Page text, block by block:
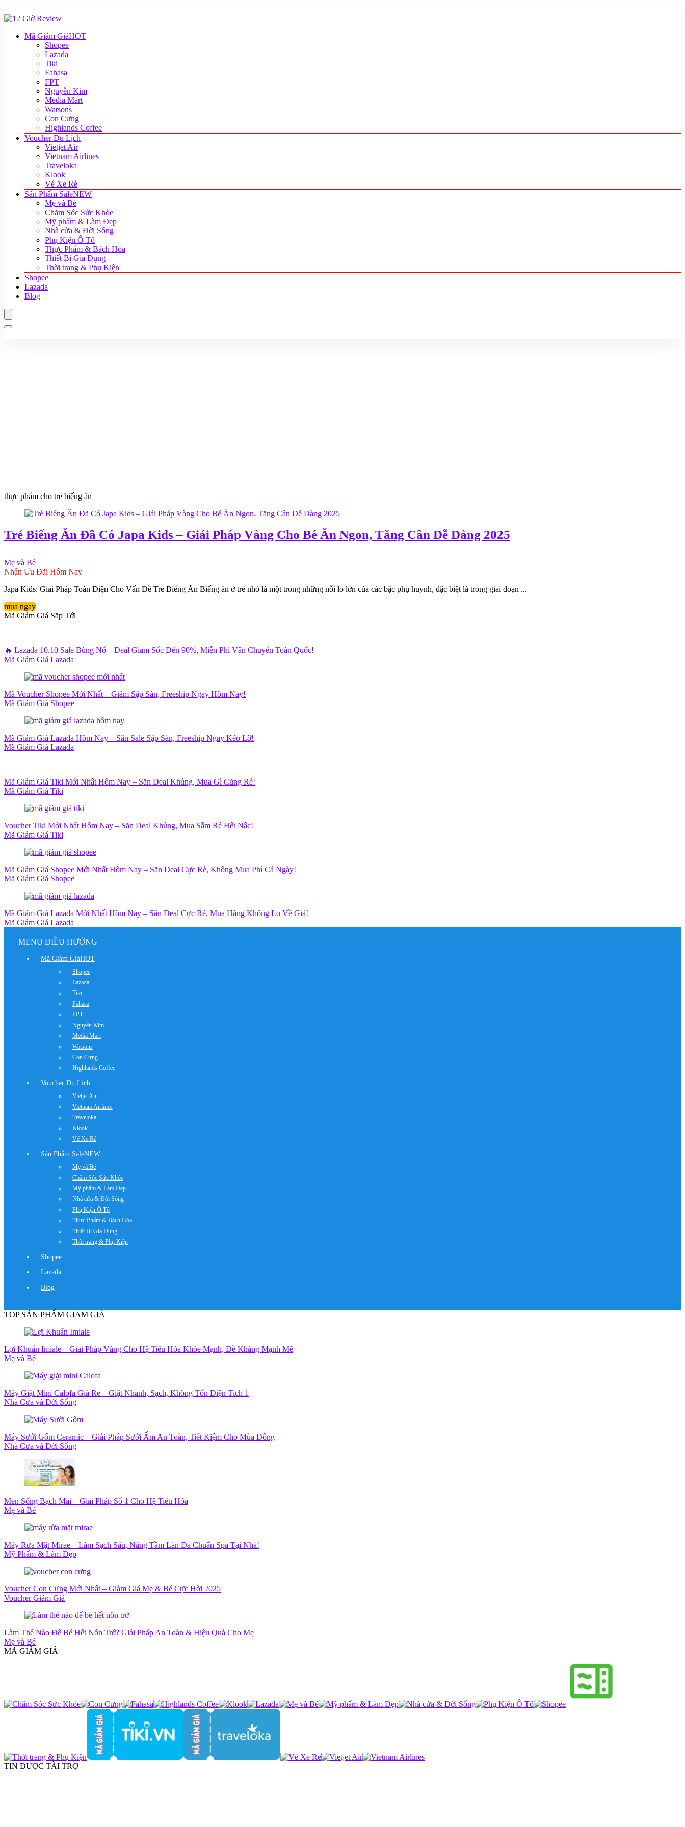
Mã Giảm GiáHOT
Shopee
Lazada
Tiki
Fahasa
FPT
Nguyễn Kim
Media Mart
Watsons
Con Cưng
Highlands Coffee
Voucher Du Lịch
Vietjet Air
Vietnam Airlines
Traveloka
Klook
Vé Xe Rẻ
Sản Phẩm SaleNEW
Mẹ và Bé
Chăm Sóc Sức Khỏe
Mỹ phẩm & Làm Đẹp
Nhà cửa & Đời Sống
Phụ Kiện Ô Tô
Thực Phẩm & Bách Hóa
Thiết Bị Gia Dụng
Thời trang & Phụ Kiện
Shopee
Lazada
Blog
thực phẩm cho trẻ biếng ăn
Trẻ Biếng Ăn Đã Có Japa Kids – Giải Pháp Vàng Cho Bé Ăn Ngon, Tăng Cân Dễ Dàng 2025
Mẹ và Bé
Nhận Ưu Đãi Hôm Nay
Japa Kids: Giải Pháp Toàn Diện Cho Vấn Đề Trẻ Biếng Ăn Biếng ăn ở trẻ nhỏ là một trong những nỗi lo lớn của các bậc phụ huynh, đặc biệt là trong giai đoạn ...
mua ngay
Mã Giảm Giá Sắp Tới
🔥 Lazada 10.10 Sale Bùng Nổ – Deal Giảm Sốc Đến 90%, Miễn Phí Vận Chuyển Toàn Quốc!
Mã Giảm Giá Lazada
Mã Voucher Shopee Mới Nhất – Giảm Sập Sàn, Freeship Ngay Hôm Nay!
Mã Giảm Giá Shopee
Mã Giảm Giá Lazada Hôm Nay – Săn Sale Sập Sàn, Freeship Ngay Kẻo Lỡ!
Mã Giảm Giá Lazada
Mã Giảm Giá Tiki Mới Nhất Hôm Nay – Săn Deal Khủng, Mua Gì Cũng Rẻ!
Mã Giảm Giá Tiki
Voucher Tiki Mới Nhất Hôm Nay – Săn Deal Khủng, Mua Sắm Rẻ Hết Nấc!
Mã Giảm Giá Tiki
Mã Giảm Giá Shopee Mới Nhất Hôm Nay – Săn Deal Cực Rẻ, Không Mua Phí Cả Ngày!
Mã Giảm Giá Shopee
Mã Giảm Giá Lazada Mới Nhất Hôm Nay – Săn Deal Cực Rẻ, Mua Hàng Không Lo Về Giá!
Mã Giảm Giá Lazada
MENU ĐIỀU HƯỚNG
Mã Giảm GiáHOT
Shopee
Lazada
Tiki
Fahasa
FPT
Nguyễn Kim
Media Mart
Watsons
Con Cưng
Highlands Coffee
Voucher Du Lịch
Vietjet Air
Vietnam Airlines
Traveloka
Klook
Vé Xe Rẻ
Sản Phẩm SaleNEW
Mẹ và Bé
Chăm Sóc Sức Khỏe
Mỹ phẩm & Làm Đẹp
Nhà cửa & Đời Sống
Phụ Kiện Ô Tô
Thực Phẩm & Bách Hóa
Thiết Bị Gia Dụng
Thời trang & Phụ Kiện
Shopee
Lazada
Blog
TOP SẢN PHẨM GIẢM GIÁ
Lợi Khuẩn Imiale – Giải Pháp Vàng Cho Hệ Tiêu Hóa Khỏe Mạnh, Đề Kháng Mạnh Mẽ
Mẹ và Bé
Máy Giặt Mini Calofa Giá Rẻ – Giặt Nhanh, Sạch, Không Tốn Diện Tích 1
Nhà Cửa và Đời Sống
Máy Sưởi Gốm Ceramic – Giải Pháp Sưởi Ấm An Toàn, Tiết Kiệm Cho Mùa Đông
Nhà Cửa và Đời Sống
Men Sống Bạch Mai – Giải Pháp Số 1 Cho Hệ Tiêu Hóa
Mẹ và Bé
Máy Rửa Mặt Mirae – Làm Sạch Sâu, Nâng Tầm Làn Da Chuẩn Spa Tại Nhà!
Mỹ Phẩm & Làm Đẹp
Voucher Con Cưng Mới Nhất – Giảm Giá Mẹ & Bé Cực Hời 2025
Voucher Giảm Giá
Làm Thế Nào Để Bé Hết Nôn Trớ? Giải Pháp An Toàn & Hiệu Quả Cho Mẹ
Mẹ và Bé
MÃ GIẢM GIÁ
TIN ĐƯỢC TÀI TRỢ